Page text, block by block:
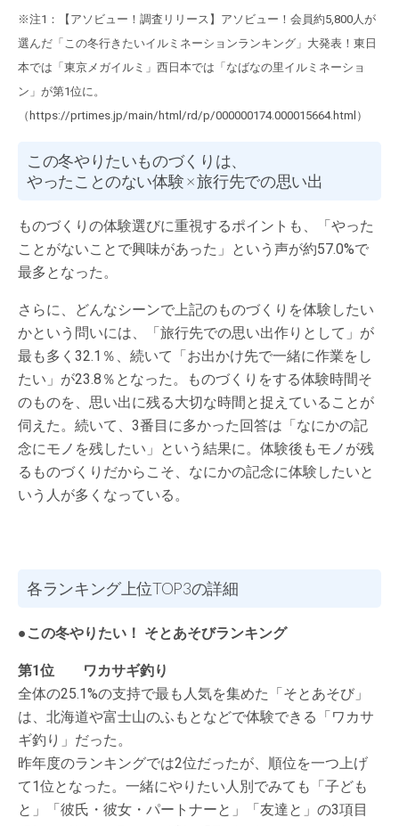
※注1：【アソビュー！調査リリース】アソビュー！会員約5,800人が
選んだ「この冬行きたいイルミネーションランキング」大発表！東日
本では「東京メガイルミ」西日本では「なばなの里イルミネーショ
ン」が第1位に。
（https://prtimes.jp/main/html/rd/p/000000174.000015664.html）
この冬やりたいものづくりは、
やったことのない体験 × 旅行先での思い出
ものづくりの体験選びに重視するポイントも、「やった
ことがないことで興味があった」という声が約57.0%で
最多となった。
さらに、どんなシーンで上記のものづくりを体験したい
かという問いには、「旅行先での思い出作りとして」が
最も多く32.1％、続いて「お出かけ先で一緒に作業をし
たい」が23.8％となった。ものづくりをする体験時間そ
のものを、思い出に残る大切な時間と捉えていることが
伺えた。続いて、3番目に多かった回答は「なにかの記
念にモノを残したい」という結果に。体験後もモノが残
るものづくりだからこそ、なにかの記念に体験したいと
いう人が多くなっている。
各ランキング上位TOP3の詳細
●この冬やりたい！ そとあそびランキング
第1位 ワカサギ釣り
全体の25.1%の支持で最も人気を集めた「そとあそび」
は、北海道や富士山のふもとなどで体験できる「ワカサ
ギ釣り」だった。
昨年度のランキングでは2位だったが、順位を一つ上げ
て1位となった。一緒にやりたい人別でみても「子ども
と」「彼氏・彼女・パートナーと」「友達と」の3項目